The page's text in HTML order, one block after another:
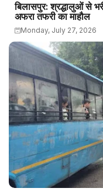
बिलासपुर: श्रद्धालुओं से
अफरा तफरी का माहौल
Monday, July 27, 2026